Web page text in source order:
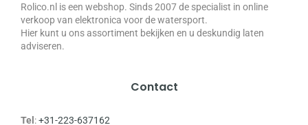
Rolico.nl is een webshop. Sinds 2007 de specialist in online
verkoop van elektronica voor de watersport.
Hier kunt u ons assortiment bekijken en u deskundig laten
adviseren.
Contact
Tel :+31-223-637162